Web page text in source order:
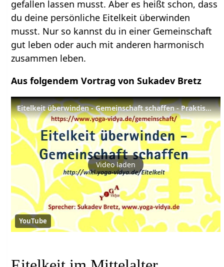
gefallen lassen musst. Aber es heißt schon, dass
du deine persönliche Eitelkeit überwinden
musst. Nur so kannst du in einer Gemeinschaft
gut leben oder auch mit anderen harmonisch
zusammen leben.
Aus folgendem Vortrag von Sukadev Bretz
Eitelkeit überwinden - Gemeinschaft schaffen - Praktische Ethik
Video laden
YouTube